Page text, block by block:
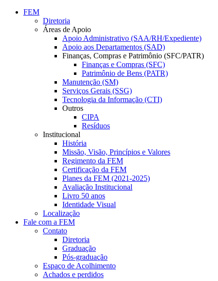
Conteúdo principal
FEM
Diretoria
Áreas de Apoio
Apoio Administrativo (SAA/RH/Expediente)
Apoio aos Departamentos (SAD)
Finanças, Compras e Patrimônio (SFC/PATR)
Finanças e Compras (SFC)
Patrimônio de Bens (PATR)
Manutenção (SM)
Serviços Gerais (SSG)
Tecnologia da Informação (CTI)
Outros
CIPA
Resíduos
Institucional
História
Missão, Visão, Princípios e Valores
Regimento da FEM
Certificação da FEM
Planes da FEM (2021-2025)
Avaliação Institucional
Livro 50 anos
Identidade Visual
Localização
Fale com a FEM
Contato
Diretoria
Graduação
Pós-graduação
Espaço de Acolhimento
Achados e perdidos